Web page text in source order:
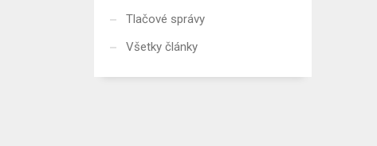
Tlačové správy
Všetky články